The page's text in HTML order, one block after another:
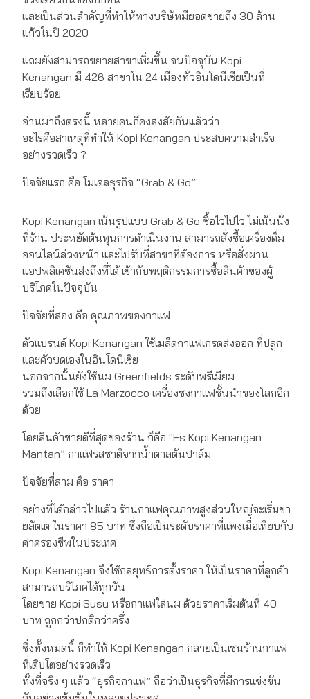
และเป็นส่วนสำคัญที่ทำให้ทางบริษัทมียอดขายถึง 30 ล้าน
แก้วในปี 2020
แถมยังสามารถขยายสาขาเพิ่มขึ้น จนปัจจุบัน Kopi
Kenangan มี 426 สาขาใน 24 เมืองทั่วอินโดนีเซียเป็นที่
เรียบร้อย
อ่านมาถึงตรงนี้ หลายคนก็คงสงสัยกันแล้วว่า
อะไรคือสาเหตุที่ทำให้ Kopi Kenangan ประสบความสำเร็จ
อย่างรวดเร็ว ?
ปัจจัยแรก คือ โมเดลธุรกิจ “Grab & Go”
Kopi Kenangan เน้นรูปแบบ Grab & Go ซื้อไวไปไว ไม่เน้นนั่ง
ที่ร้าน ประหยัดต้นทุนการดำเนินงาน สามารถสั่งซื้อเครื่องดื่ม
ออนไลน์ล่วงหน้า และไปรับที่สาขาที่ต้องการ หรือสั่งผ่าน
แอปพลิเคชันส่งถึงที่ได้ เข้ากับพฤติกรรมการซื้อสินค้าของผู้
บริโภคในปัจจุบัน
ปัจจัยที่สอง คือ คุณภาพของกาแฟ
ตัวแบรนด์ Kopi Kenangan ใช้เมล็ดกาแฟเกรดส่งออก ที่ปลูก
และคั่วบดเองในอินโดนีเซีย
นอกจากนั้นยังใช้นม Greenfields ระดับพรีเมียม
รวมถึงเลือกใช้ La Marzocco เครื่องชงกาแฟชั้นนำของโลกอีก
ด้วย
โดยสินค้าขายดีที่สุดของร้าน ก็คือ "Es Kopi Kenangan
Mantan” กาแฟรสชาติจากน้ำตาลต้นปาล์ม
ปัจจัยที่สาม คือ ราคา
อย่างที่ได้กล่าวไปแล้ว ร้านกาแฟคุณภาพสูงส่วนใหญ่จะเริ่มขา
ยลัตเต ในราคา 85 บาท ซึ่งถือเป็นระดับราคาที่แพงเมื่อเทียบกับ
ค่าครองชีพในประเทศ
Kopi Kenangan จึงใช้กลยุทธ์การตั้งราคา ให้เป็นราคาที่ลูกค้า
สามารถบริโภคได้ทุกวัน
โดยขาย Kopi Susu หรือกาแฟใส่นม ด้วยราคาเริ่มต้นที่ 40
บาท ถูกกว่าปกติกว่าครึ่ง
ซึ่งทั้งหมดนี้ ก็ทำให้ Kopi Kenangan กลายเป็นเชนร้านกาแฟ
ที่เติบโตอย่างรวดเร็ว
ทั้งที่จริง ๆ แล้ว “ธุรกิจกาแฟ” ถือว่าเป็นธุรกิจที่มีการแข่งขัน